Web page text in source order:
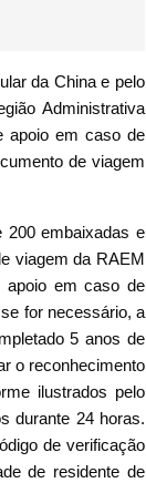
da China e pelo
Administrativa
apoio em caso de
de viagem
200 embaixadas e
viagem da RAEM
apoio em caso de
for necessário, a
5 anos de
o reconhecimento
ilustrados pelo
durante 24 horas.
de verificação
de residente de